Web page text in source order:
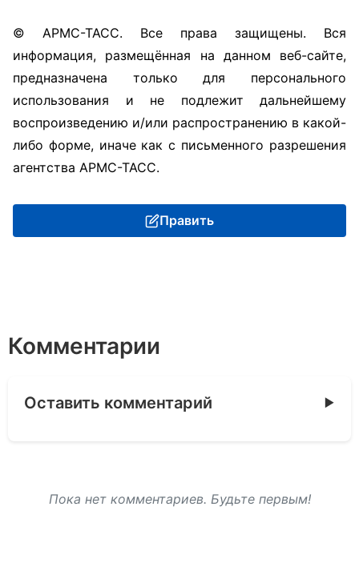
© АРМС-ТАСС. Все права защищены. Вся
информация, размещённая на данном веб-сайте,
предназначена только для персонального
использования и не подлежит дальнейшему
воспроизведению и/или распространению в какой-
либо форме, иначе как с письменного разрешения
агентства АРМС-ТАСС.
Править
Комментарии
Оставить комментарий
Пока нет комментариев. Будьте первым!